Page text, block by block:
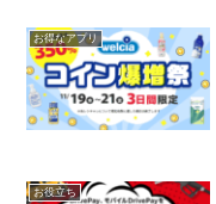
お得なアプリ
お役立ち